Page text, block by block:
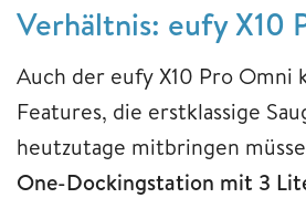
Verhältnis: eufy X10
Auch der eufy X10 Pro Omni
Features, die erstklassige
heutzutage mitbringen
One-Dockingstation mit 3